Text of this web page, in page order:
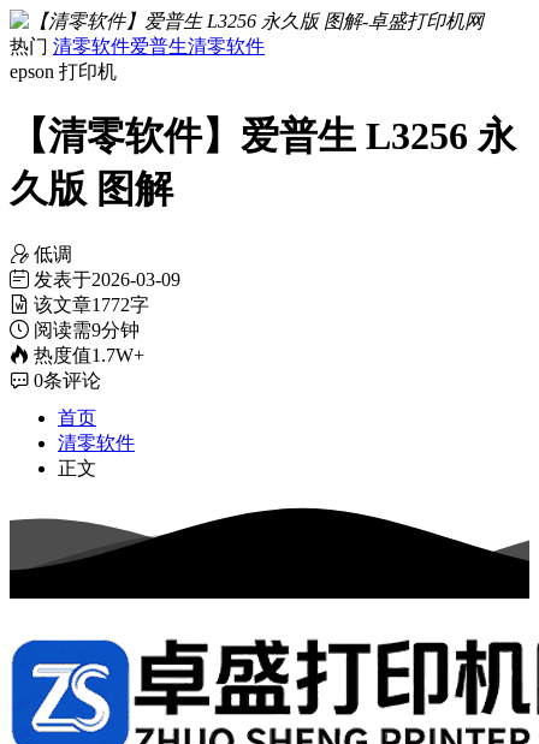
热门 清零软件爱普生清零软件
epson 打印机
【清零软件】爱普生 L3256 永
久版 图解
低调
发表于2026-03-09
该文章1772字
阅读需9分钟
热度值1.7W+
0条评论
首页
清零软件
正文